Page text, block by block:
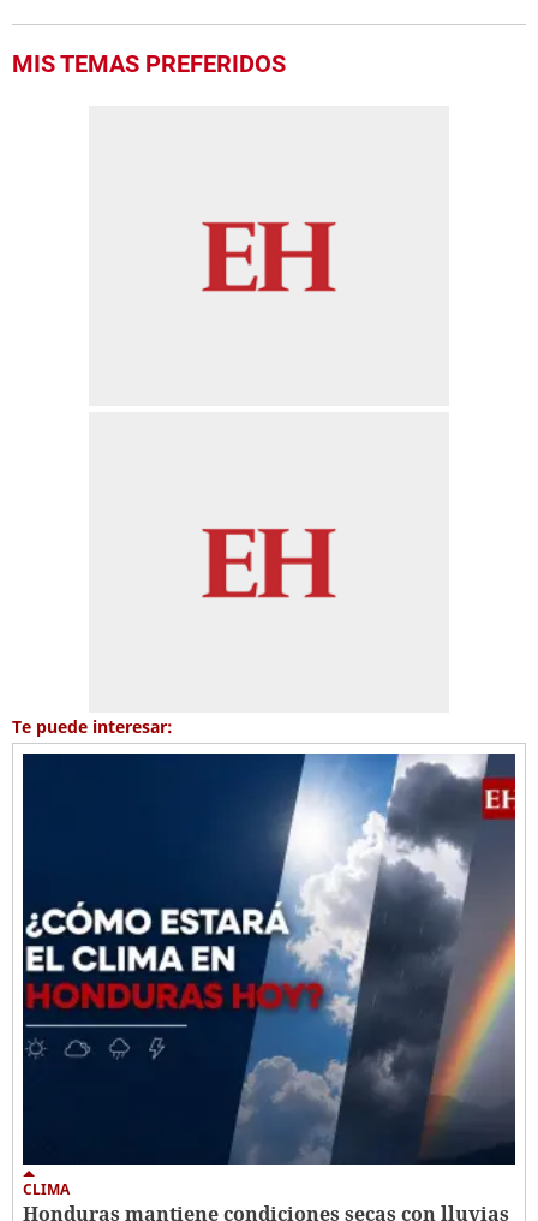
MIS TEMAS PREFERIDOS
Te puede interesar:
CLIMA
Honduras mantiene condiciones secas con lluvias